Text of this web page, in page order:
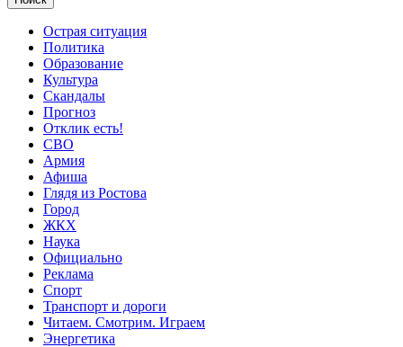
Острая ситуация
Политика
Образование
Культура
Скандалы
Прогноз
Отклик есть!
СВО
Армия
Афиша
Глядя из Ростова
Город
ЖКХ
Наука
Официально
Реклама
Спорт
Транспорт и дороги
Читаем. Смотрим. Играем
Энергетика